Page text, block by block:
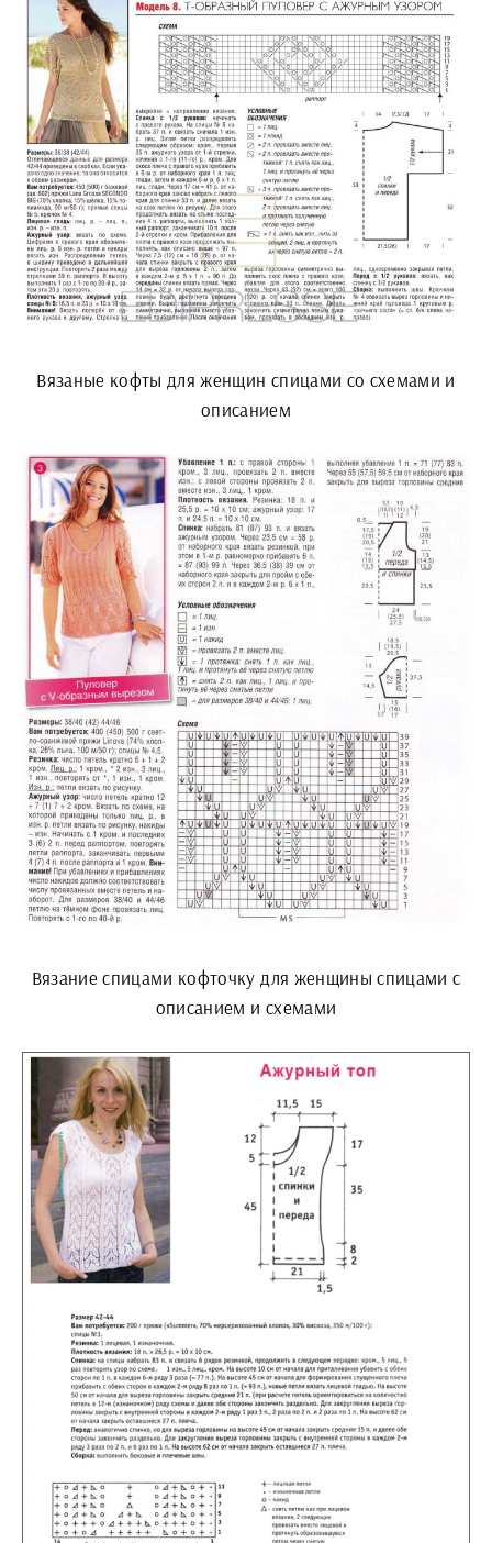
Вязаные кофты для женщин спицами со схемами и
описанием
Вязание спицами кофточку для женщины спицами с
описанием и схемами